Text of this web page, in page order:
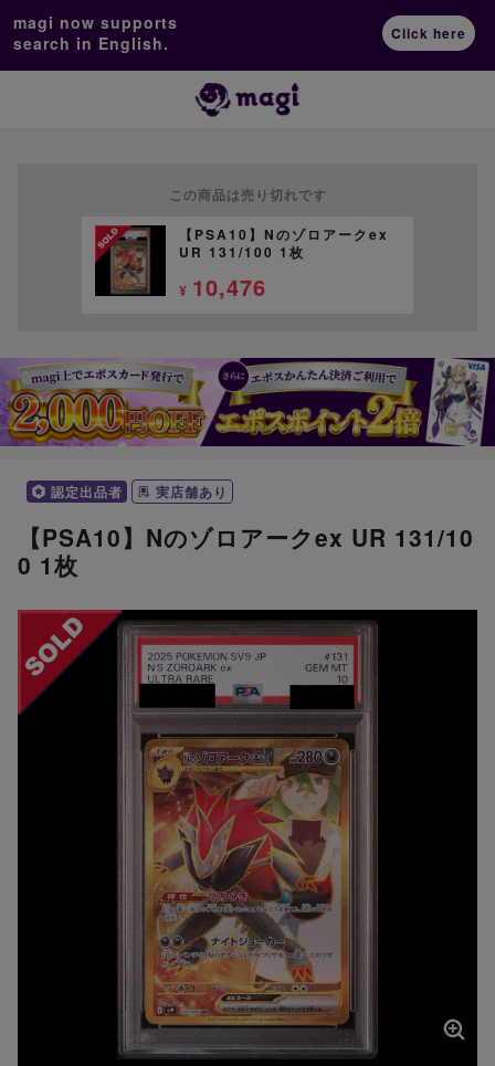
magi now supports
search in English.
Click here
この商品は売り切れです
【PSA10】Nのゾロアークex
UR 131/100 1枚
¥ 10,476
認定出品者 実店舗あり
【PSA10】Nのゾロアークex UR 131/10
0 1枚